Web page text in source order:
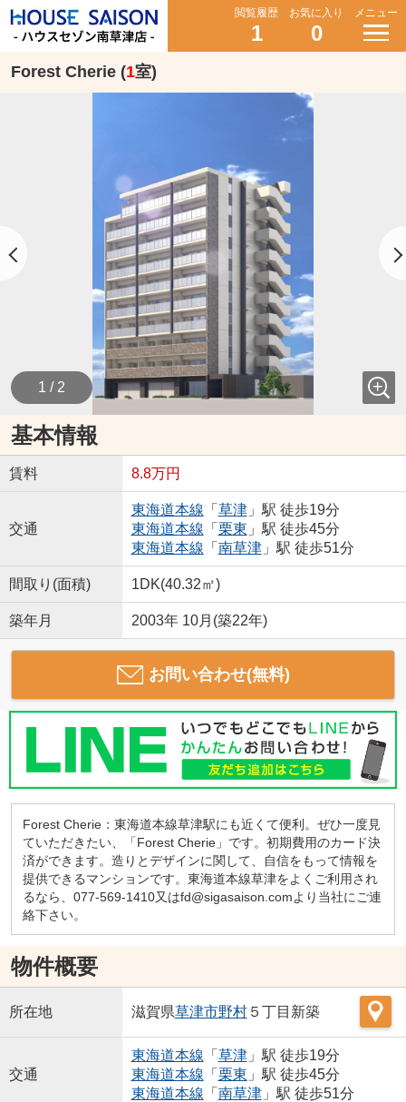
閲覧履歴
1
お気に入り
0
メニュー
Forest Cherie (1室)
1 / 2
基本情報
賃料 8.8万円
交通
東海道本線 「 草津」駅 徒歩19分
東海道本線 「 栗東 」駅 徒歩45分
東海道本線 「 南草津」駅 徒歩51分
間取り(面積) 1DK(40.32㎡)
築年月 2003年 10月(築22年)
お問い合わせ(無料)
Forest Cherie：東海道本線草津駅にも近くて便利。ぜひ一度見
ていただきたい、「Forest Cherie」です。初期費用のカード決
済ができます。造りとデザインに関して、自信をもって情報を
提供できるマンションです。東海道本線草津をよくご利用され
るなら、077-569-1410又はfd@sigasaison.comより当社にご連
絡下さい。
物件概要
所在地 滋賀県草津市野村５丁目新築
交通
東海道本線 「 草津」駅 徒歩19分
東海道本線 「 栗東 」駅 徒歩45分
東海道本線 「 南草津」駅 徒歩51分